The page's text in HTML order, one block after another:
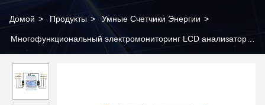
Домой > Продукты > Умные Счетчики Энергии >
Многофункциональный электромониторинг LCD анализатор